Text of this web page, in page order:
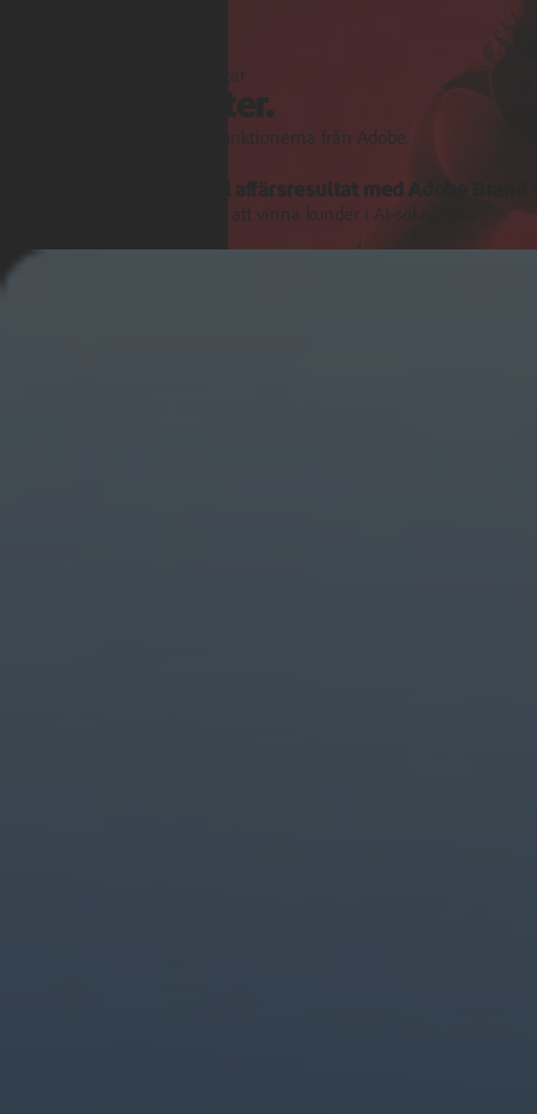
Utforska nyheter.
Upptäck de senaste produktfunktionerna från Adobe.
Omvandla AI-signaler till affärsresultat med Adobe
Få intelligens och verktyg för att vinna kunder i AI-sökningar.